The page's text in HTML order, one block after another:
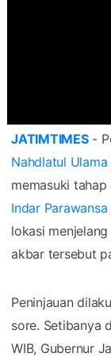
JATIMTIMES-
Nahdlatul Ulama
memasuki
Indar Parawansa
lokasi
akbar tersebut
Peninjauan
sore. Setibanya
WIB, Gubernur